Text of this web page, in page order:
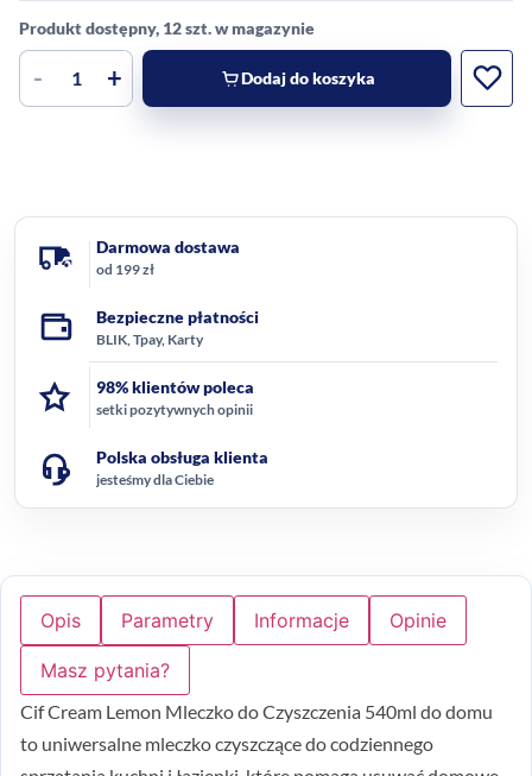
Produkt dostępny, 12 szt. w magazynie
- + Dodaj do koszyka
Darmowa dostawa
od 199 zł
Bezpieczne płatności
BLIK, Tpay, Karty
98% klientów poleca
setki pozytywnych opinii
Polska obsługa klienta
jesteśmy dla Ciebie
Opis Parametry Informacje Opinie
Masz pytania?
Cif Cream Lemon Mleczko do Czyszczenia 540ml do domu
to uniwersalne mleczko czyszczące do codziennego